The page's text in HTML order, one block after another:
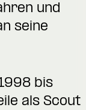
und
seine
bis
als Scout